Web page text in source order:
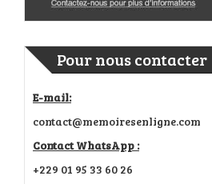
Pour nous contacter
E-mail:
contact@memoiresenligne.com
Contact WhatsApp :
+229 01 95 33 60 26